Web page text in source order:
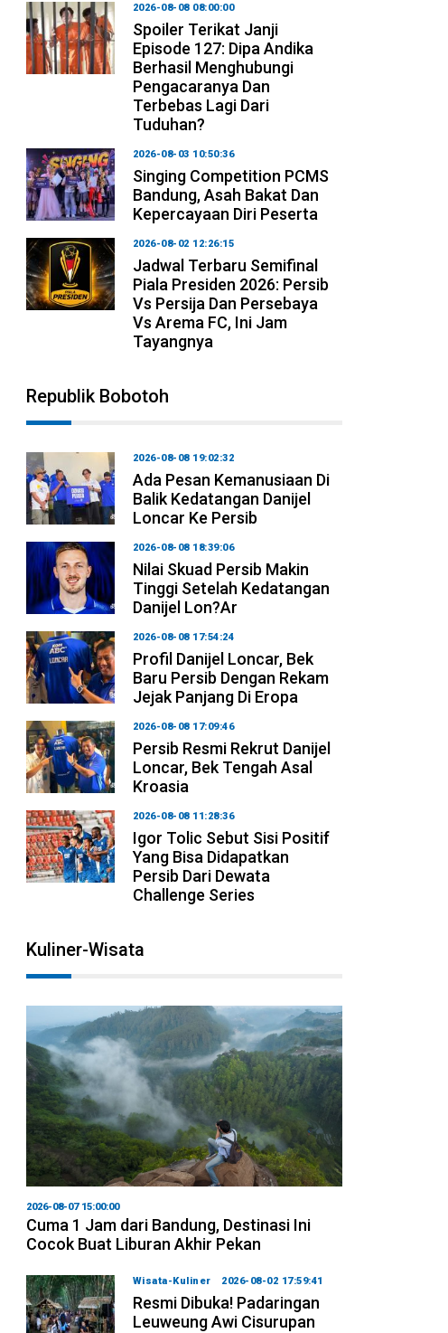
2026-08-08 08:00:00
Spoiler Terikat Janji
Episode 127: Dipa Andika
Berhasil Menghubungi
Pengacaranya Dan
Terbebas Lagi Dari
Tuduhan?
2026-08-03 10:50:36
Singing Competition PCMS
Bandung, Asah Bakat Dan
Kepercayaan Diri Peserta
2026-08-02 12:26:15
Jadwal Terbaru Semifinal
Piala Presiden 2026: Persib
Vs Persija Dan Persebaya
Vs Arema FC, Ini Jam
Tayangnya
Republik Bobotoh
2026-08-08 19:02:32
Ada Pesan Kemanusiaan Di
Balik Kedatangan Danijel
Loncar Ke Persib
2026-08-08 18:39:06
Nilai Skuad Persib Makin
Tinggi Setelah Kedatangan
Danijel Lon?ar
2026-08-08 17:54:24
Profil Danijel Loncar, Bek
Baru Persib Dengan Rekam
Jejak Panjang Di Eropa
2026-08-08 17:09:46
Persib Resmi Rekrut Danijel
Loncar, Bek Tengah Asal
Kroasia
2026-08-08 11:28:36
Igor Tolic Sebut Sisi Positif
Yang Bisa Didapatkan
Persib Dari Dewata
Challenge Series
Kuliner-Wisata
2026-08-07 15:00:00
Cuma 1 Jam dari Bandung, Destinasi Ini
Cocok Buat Liburan Akhir Pekan
Wisata-Kuliner 2026-08-02 17:59:41
Resmi Dibuka! Padaringan
Leuweung Awi Cisurupan